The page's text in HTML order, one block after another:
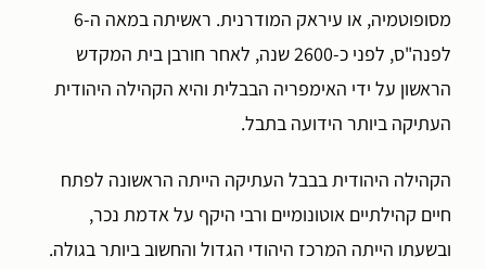
מסופוטמיה, או עיראק המודרנית. ראשיתה במאה ה-6
לפנה"ס, לפני כ-2600 שנה, לאחר חורבן בית המקדש
הראשון על ידי האימפריה הבבלית והיא הקהילה היהודית
העתיקה ביותר הידועה בתבל.
הקהילה היהודית בבבל העתיקה הייתה הראשונה לפתח
חיים קהילתיים אוטונומיים ורבי היקף על אדמת נכר,
ובשעתו הייתה המרכז היהודי הגדול והחשוב ביותר בגולה.